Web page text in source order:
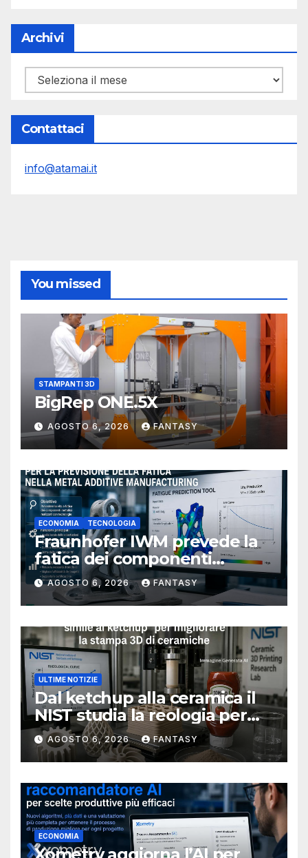
Archivi
Archivi
Contattaci
info@atamai.it
You missed
STAMPANTI 3D
BigRep ONE.5X
AGOSTO 6, 2026 FANTASY
ECONOMIA TECNOLOGIA
Fraunhofer IWM prevede la
fatica dei componenti
metallici stampati in 3D
AGOSTO 6, 2026 FANTASY
ULTIME NOTIZIE
Dal ketchup alla ceramica il
NIST studia la reologia per
rendere più affidabile la
stampa 3D
AGOSTO 6, 2026 FANTASY
ECONOMIA